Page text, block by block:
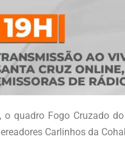
quadro Fogo Cruzado
Carlinhos da